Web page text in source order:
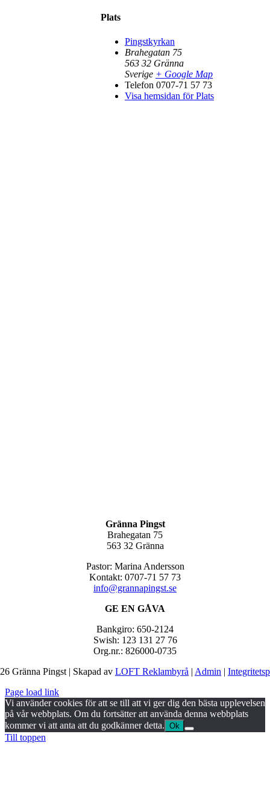
Plats
Pingstkyrkan
Brahegatan 75
563 32 Gränna
Sverige + Google Map
Telefon 0707-71 57 73
Visa hemsidan för Plats
Gränna Pingst
Brahegatan 75
563 32 Gränna
Pastor: Marina Andersson
Kontakt: 0707-71 57 73
info@grannapingst.se
GE EN GÅVA
Bankgiro: 650-2124
Swish: 123 131 27 76
Org.nr.: 826000-0735
Gränna Pingst | Skapad av LOFT Reklambyrå | Admin |
Page load link
Vi använder cookies för att se till att vi ger dig den bästa upplevelsen
på vår webbplats. Om du fortsätter att använda denna webbplats
kommer vi att anta att du godkänner detta. Ok
Till toppen